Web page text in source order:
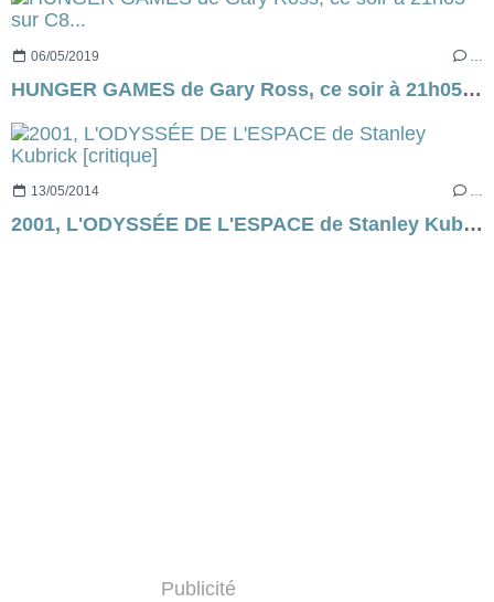
06/05/2019
HUNGER GAMES de Gary Ross, ce soir à 21h05 sur C8...
13/05/2014 …
2001, L'ODYSSÉE DE L'ESPACE de Stanley Kubrick [critique]
Publicité